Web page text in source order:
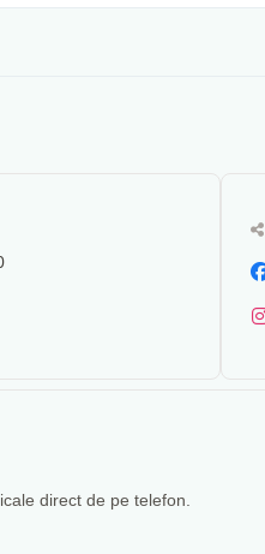
direct de pe telefon.